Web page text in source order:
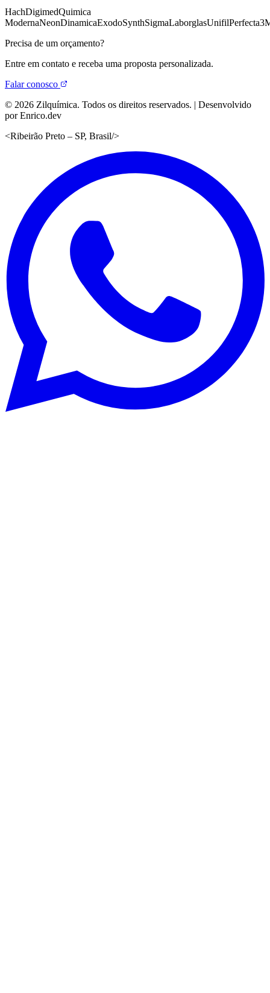
HachDigimedQuimica
ModernaNeonDinamicaExodoSynthSigmaLaborglasUnifilPerfecta
Precisa de um orçamento?
Entre em contato e receba uma proposta personalizada.
Falar conosco
© 2026 Zilquímica. Todos os direitos reservados. | Desenvolvido
por Enrico.dev
<Ribeirão Preto – SP, Brasil/>